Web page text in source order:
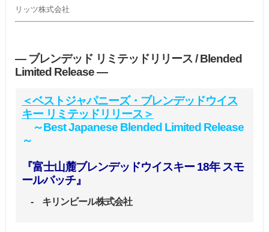
リッツ株式会社
― ブレンデッド リミテッドリリース / Blended
Limited Release ―
＜ベストジャパニーズ・ブレンデッドウイス
キー リミテッドリリース＞
～Best Japanese Blended Limited Release
～
『富士山麓ブレンデッドウイスキー 18年 スモ
ールバッチ』
- キリンビール株式会社